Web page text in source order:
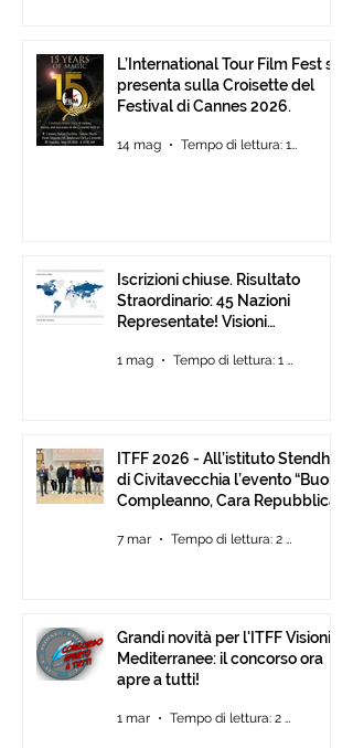
L’International Tour Film Fest si
presenta sulla Croisette del
Festival di Cannes 2026.
14 mag Tempo di lettura: 1 min
Iscrizioni chiuse. Risultato
Straordinario: 45 Nazioni
Representate! Visioni
Fino al 30 Giugno
1 mag Tempo di lettura: 1 min
ITFF 2026 - All’istituto Stendhal
di Civitavecchia l’evento “Buon
Compleanno, Cara Repubblica”
7 mar Tempo di lettura: 2 min
Grandi novità per l'ITFF Visioni
Mediterranee: il concorso ora
apre a tutti!
1 mar Tempo di lettura: 2 min